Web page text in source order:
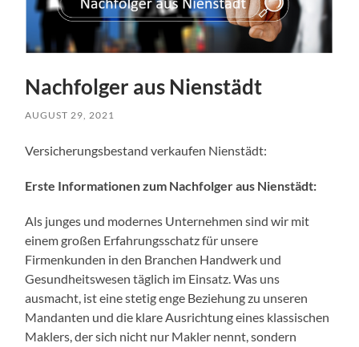
Nachfolger aus Nienstädt
AUGUST 29, 2021
Versicherungsbestand verkaufen Nienstädt:
Erste Informationen zum Nachfolger aus Nienstädt:
Als junges und modernes Unternehmen sind wir mit
einem großen Erfahrungsschatz für unsere
Firmenkunden in den Branchen Handwerk und
Gesundheitswesen täglich im Einsatz. Was uns
ausmacht, ist eine stetig enge Beziehung zu unseren
Mandanten und die klare Ausrichtung eines klassischen
Maklers, der sich nicht nur Makler nennt, sondern